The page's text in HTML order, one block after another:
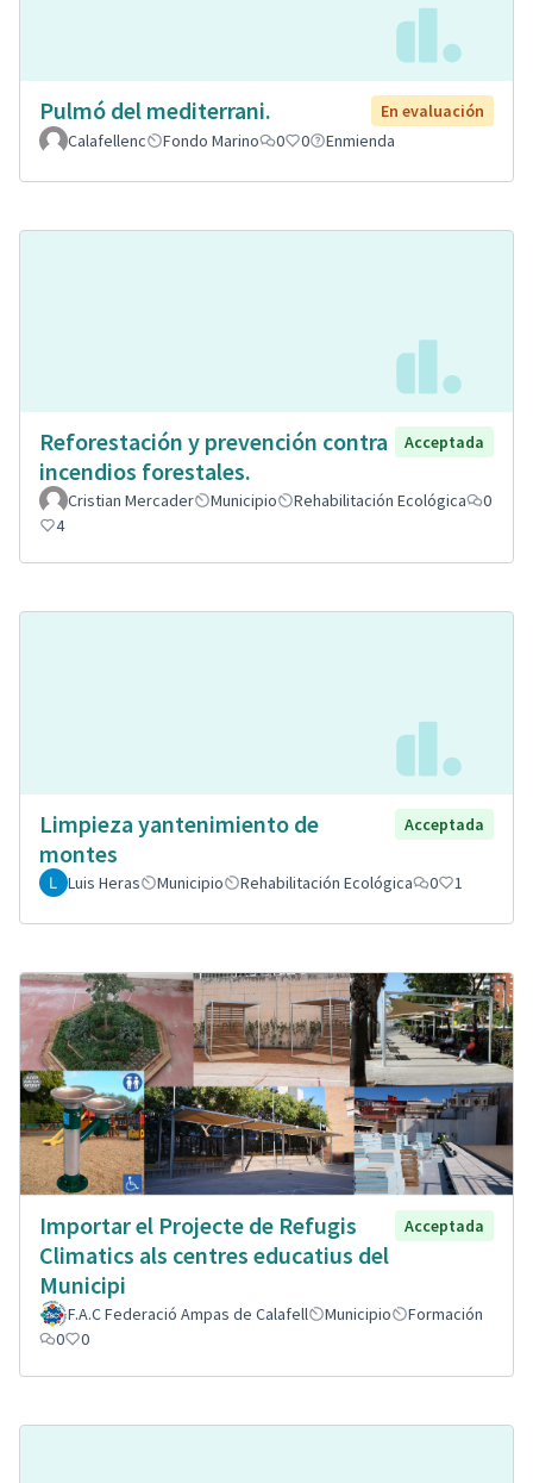
Pulmó del mediterrani.
En evaluación
Calafellenc
Fondo Marino 0 0 Enmienda
Reforestación y prevención contra
incendios forestales.
Acceptada
Cristian Mercader Municipio Rehabilitación Ecológica
0
4
Limpieza yantenimiento de
montes
Acceptada
Luis Heras Municipio Rehabilitación Ecológica 0 1
Importar el Projecte de Refugis
Climatics als centres educatius del
Municipi
Acceptada
F.A.C Federació Ampas de Calafell Municipio
Formación
0
0